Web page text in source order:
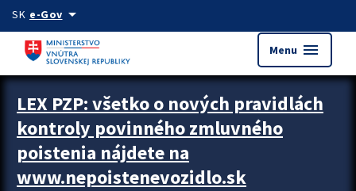
Preskocit na hlavný obsah
SK e-Govarrow_drop_down
Menu menu
Zastavit automatický posun upútavok
LEX PZP: všetko o nových pravidlách
kontroly povinného zmluvného
poistenia nájdete na
www.nepoistenevozidlo.sk